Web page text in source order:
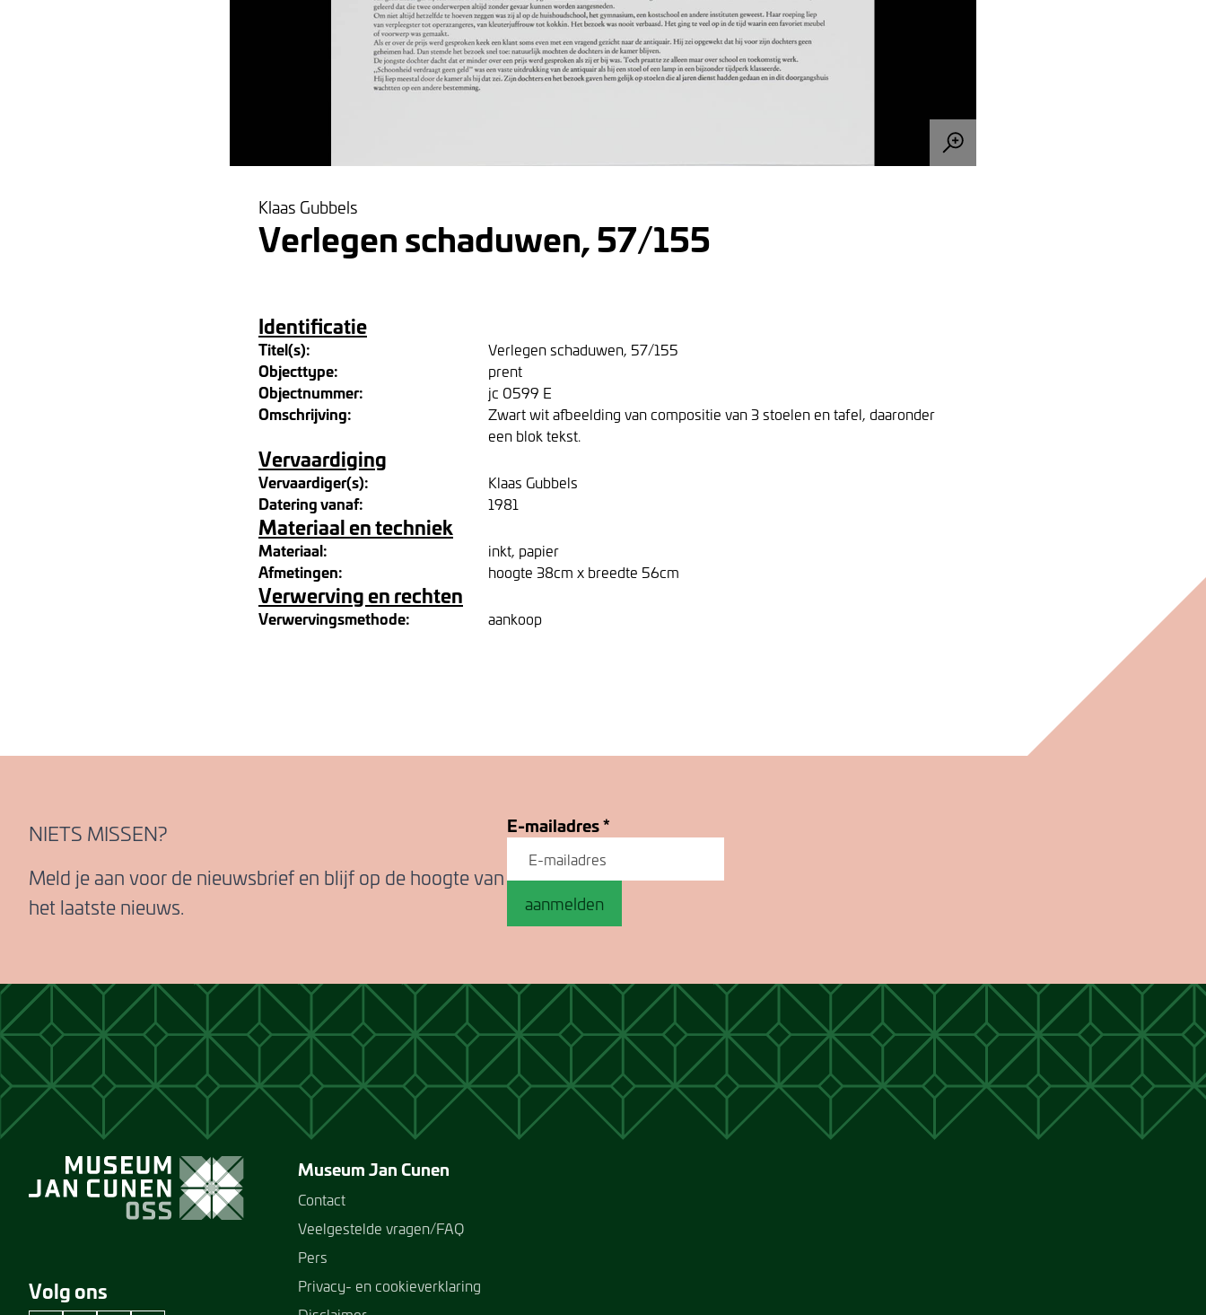
Klaas Gubbels
Verlegen schaduwen, 57/155
Identificatie
Titel(s): Verlegen schaduwen, 57/155
Objecttype: prent
Objectnummer: jc 0599 E
Omschrijving:
Zwart wit afbeelding van compositie van 3 stoelen en tafel, daaronder
een blok tekst.
Vervaardiging
Vervaardiger(s): Klaas Gubbels
Datering vanaf: 1981
Materiaal en techniek
Materiaal: inkt, papier
Afmetingen: hoogte 38cm x breedte 56cm
Verwerving en rechten
Verwervingsmethode: aankoop
NIETS MISSEN?
Meld je aan voor de nieuwsbrief en blijf op de hoogte van
het laatste nieuws.
E-mailadres*
aanmelden
Volg ons
Museum Jan Cunen
Contact
Veelgestelde vragen/FAQ
Pers
Privacy- en cookieverklaring